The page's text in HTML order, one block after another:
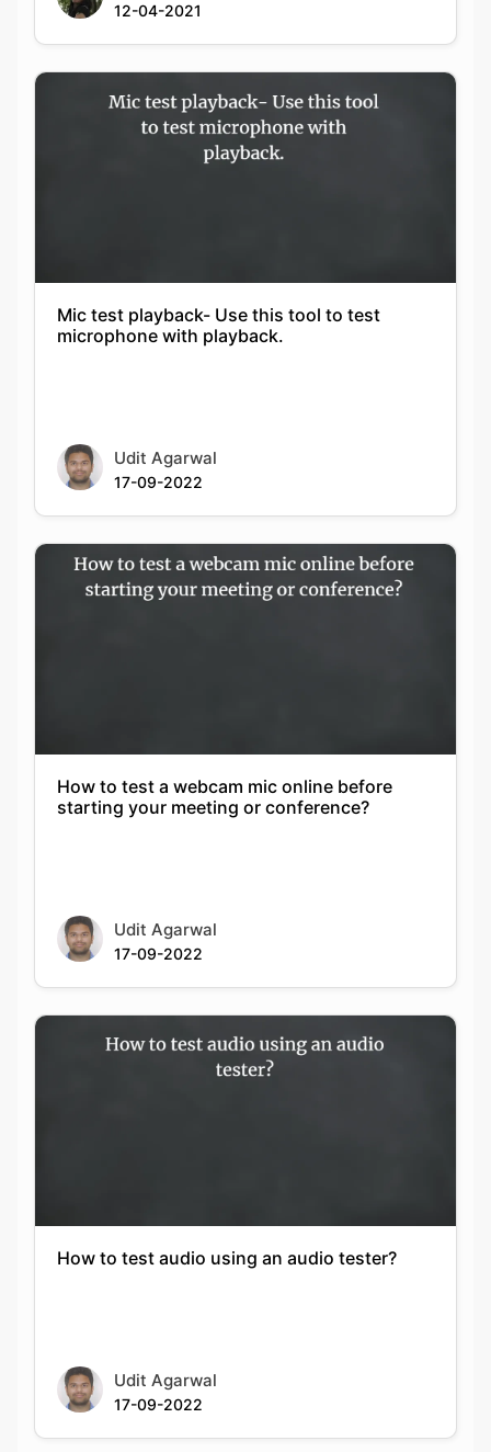
12-04-2021
Mic test playback- Use this tool to test
microphone with playback.
Udit Agarwal
17-09-2022
How to test a webcam mic online before
starting your meeting or conference?
Udit Agarwal
17-09-2022
How to test audio using an audio tester?
Udit Agarwal
17-09-2022